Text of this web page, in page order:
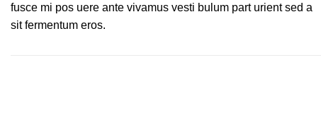
fusce mi pos uere ante vivamus vesti bulum part urient sed a
sit fermentum eros.